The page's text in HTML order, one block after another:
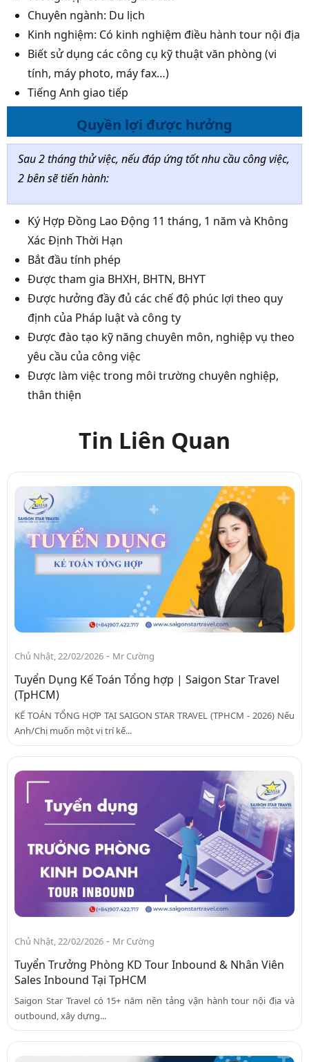
Chuyên ngành: Du lịch
Kinh nghiệm: Có kinh nghiệm điều hành tour nội địa
Biết sử dụng các công cụ kỹ thuật văn phòng (vi
tính, máy photo, máy fax…)
Tiếng Anh giao tiếp
Quyền lợi được hưởng
Sau 2 tháng thử việc, nếu đáp ứng tốt nhu cầu công việc,
2 bên sẽ tiến hành:
Ký Hợp Đồng Lao Động 11 tháng, 1 năm và Không
Xác Định Thời Hạn
Bắt đầu tính phép
Được tham gia BHXH, BHTN, BHYT
Được hưởng đầy đủ các chế độ phúc lợi theo quy
định của Pháp luật và công ty
Được đào tạo kỹ năng chuyên môn, nghiệp vụ theo
yêu cầu của công việc
Được làm việc trong môi trường chuyên nghiệp,
thân thiện
Tin Liên Quan
Chủ Nhật, 22/02/2026 - Mr Cường
Tuyển Dụng Kế Toán Tổng hợp | Saigon Star Travel
(TpHCM)
KẾ TOÁN TỔNG HỢP TẠI SAIGON STAR TRAVEL (TPHCM - 2026) Nếu
Anh/Chị muốn một vị trí kế...
Chủ Nhật, 22/02/2026 - Mr Cường
Tuyển Trưởng Phòng KD Tour Inbound & Nhân Viên
Sales Inbound Tại TpHCM
Saigon Star Travel có 15+ năm nền tảng vận hành tour nội địa và
outbound, xây dựng...